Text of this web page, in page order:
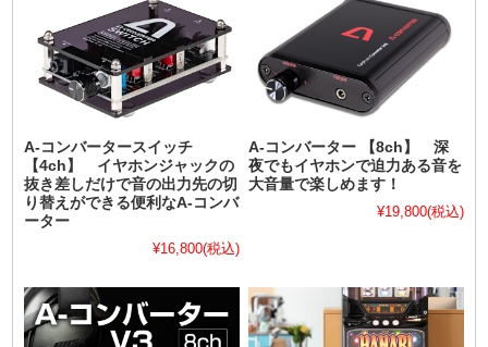
A-コンバータースイッチ
【4ch】 イヤホンジャックの
抜き差しだけで音の出力先の切
り替えができる便利なA-コンバ
ーター
¥16,800(税込)
A-コンバーター 【8ch】 深
夜でもイヤホンで迫力ある音を
大音量で楽しめます！
¥19,800(税込)